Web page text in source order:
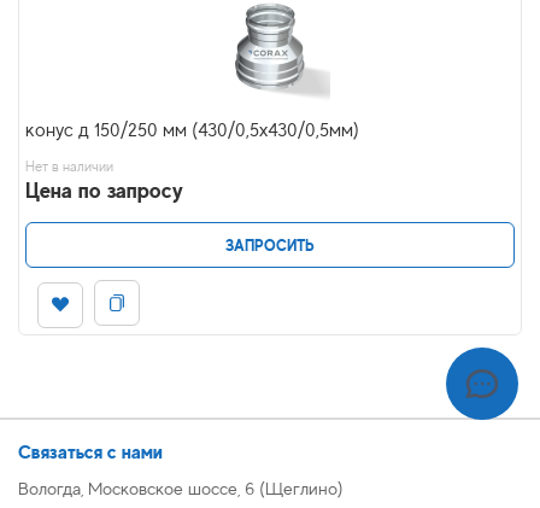
конус д 150/250 мм (430/0,5х430/0,5мм)
Нет в наличии
Цена по запросу
ЗАПРОСИТЬ
Связаться с нами
Вологда, Московское шоссе, 6 (Щеглино)